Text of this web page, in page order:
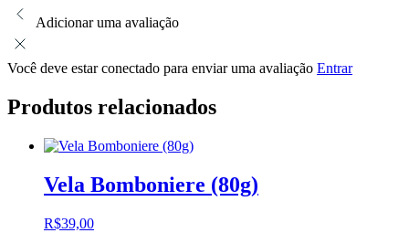
Adicionar uma avaliação
Você deve estar conectado para enviar uma avaliação Entrar
Produtos relacionados
Vela Bomboniere (80g)
R$39,00